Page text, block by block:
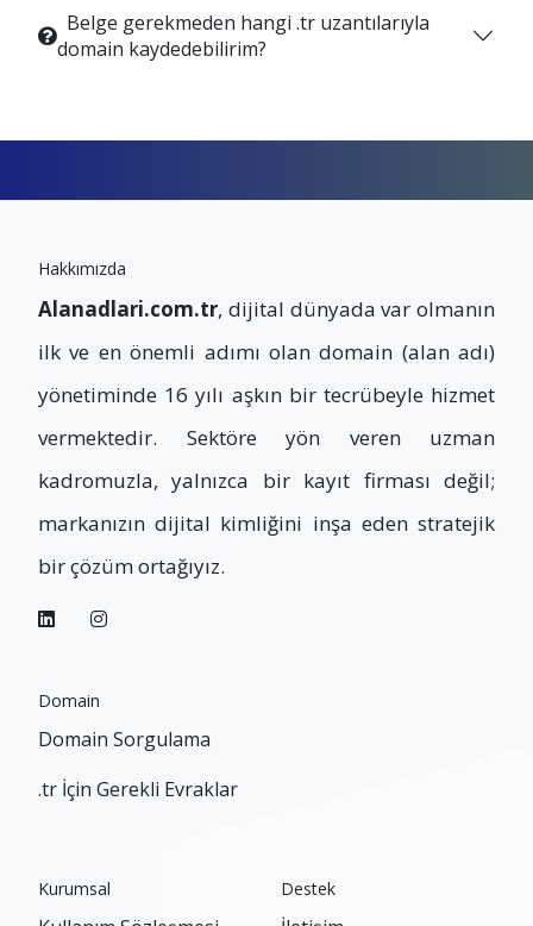
Belge gerekmeden hangi .tr uzantılarıyla
domain kaydedebilirim?
Hakkımızda
Alanadlari.com.tr, dijital dünyada var olmanın
ilk ve en önemli adımı olan domain (alan adı)
yönetiminde 16 yılı aşkın bir tecrübeyle hizmet
vermektedir. Sektöre yön veren uzman
kadromuzla, yalnızca bir kayıt firması değil;
markanızın dijital kimliğini inşa eden stratejik
bir çözüm ortağıyız.
Domain
Domain Sorgulama
.tr İçin Gerekli Evraklar
Kurumsal Destek